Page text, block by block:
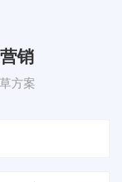
销
方案